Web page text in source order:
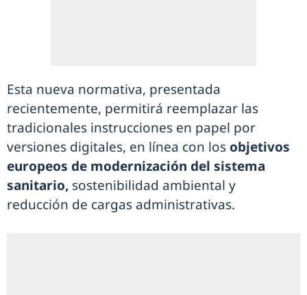
Esta nueva normativa, presentada
recientemente, permitirá reemplazar las
tradicionales instrucciones en papel por
versiones digitales, en línea con los objetivos
europeos de modernización del sistema
sanitario, sostenibilidad ambiental y
reducción de cargas administrativas.